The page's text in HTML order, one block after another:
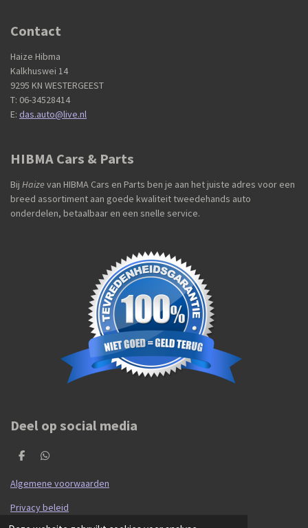
Contact
Haize Hibma
Kalkhuswei 14
9295 KN WESTERGEEST
T: 06-34528414
E: das.auto@live.nl
HIBMA Cars & Parts
Bij Haizevan HIBMA Cars en Parts ben je aan het juiste adres voor een
breed assortiment aan goede kwaliteit tweedehands auto
onderdelen, betaalbaar en een snelle service.
Deel op social media
D
l
e
D
l
e
Algemene voorwaarden
Privacy beleid